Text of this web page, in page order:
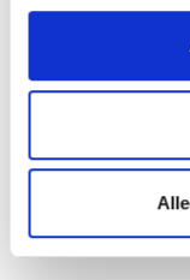
2 500 000. De
voor de
voorwerp van
verzekering